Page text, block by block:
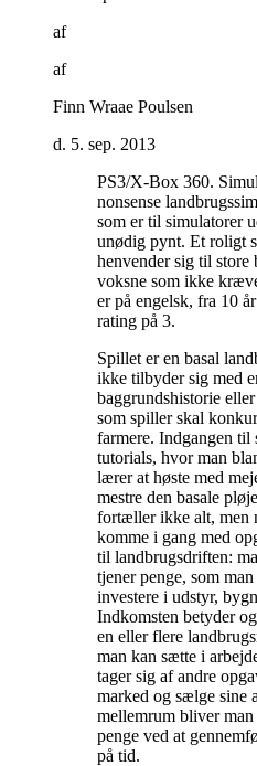
af
af
Finn Wraae Poulsen
d. 5. sep. 2013
PS3/X-Box 360.
nonsense
som er til simulatorer
unødig pynt. Et roligt
henvender sig til store
voksne som ikke
er på engelsk, fra 10
rating på 3.
Spillet er en basal
ikke tilbyder sig med
baggrundshistorie
som spiller skal
farmere. Indgangen til
tutorials, hvor man
lærer at høste med
mestre den basale
fortæller ikke alt, men
komme i gang med
til landbrugsdriften:
tjener penge, som
investere i udstyr,
Indkomsten betyder
en eller flere
man kan sætte i
tager sig af andre
marked og sælge sine
mellemrum bliver
penge ved at
på tid.